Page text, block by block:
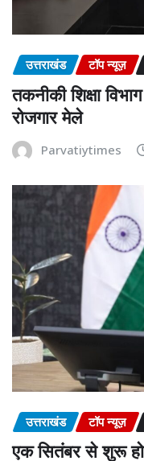
उत्तराखंड टॉप न्यूज़
तकनीकी शिक्षा
रोजगार मेले
Parvatiytimes
उत्तराखंड टॉप न्यूज़
एक सितंबर से शुरू